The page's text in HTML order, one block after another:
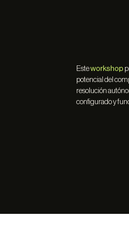
Esteworkshop
potencial del
resolución
configurado y